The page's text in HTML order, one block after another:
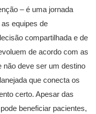
– é uma jornada
equipes de
compartilhada e de
de acordo com as
não deve ser um destino
que conecta os
certo. Apesar das
beneficiar pacientes,